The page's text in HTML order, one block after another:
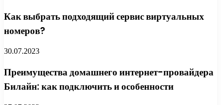
Как выбрать подходящий сервис виртуальных
номеров?
30.07.2023
Преимущества домашнего интернет-провайдера
Билайн: как подключить и особенности